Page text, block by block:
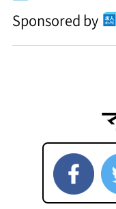
Sponsored by